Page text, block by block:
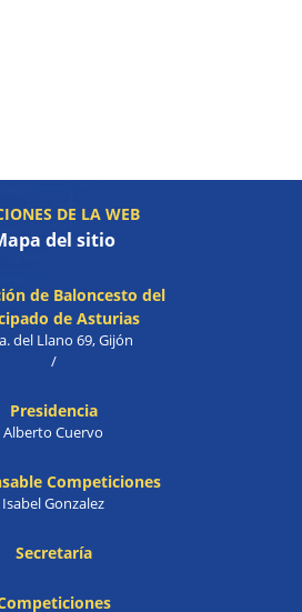
DE LA WEB
del sitio
de Baloncesto del
de Asturias
del Llano 69, Gijón
/
Presidencia
Alberto Cuervo
Competiciones
Isabel Gonzalez
Secretaría